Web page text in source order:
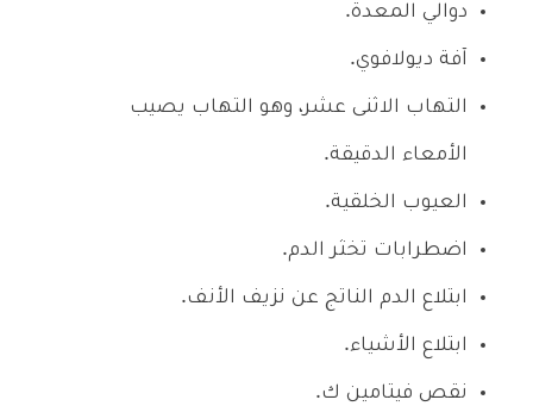
دوالي المعدة.
آفة ديولافوي.
التهاب الاثنى عشر، وهو التهاب يصيب
الأمعاء الدقيقة.
العيوب الخلقية.
اضطرابات تخثر الدم.
ابتلاع الدم الناتج عن نزيف الأنف.
ابتلاع الأشياء.
نقص فيتامين ك.